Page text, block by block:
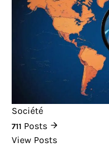
Société
711 Posts
View Posts